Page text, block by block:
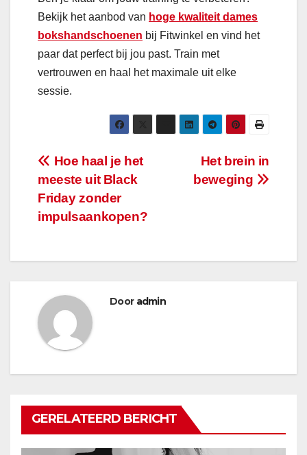
Bekijk het aanbod van hoge kwaliteit dames
bokshandschoenen bij Fitwinkel en vind het
paar dat perfect bij jou past. Train met
vertrouwen en haal het maximale uit elke
sessie.
Bericht
navigatie
Het brein in
beweging
Hoe haal je het
meeste uit Black
Friday zonder
impulsaankopen?
Door admin
GERELATEERD BERICHT